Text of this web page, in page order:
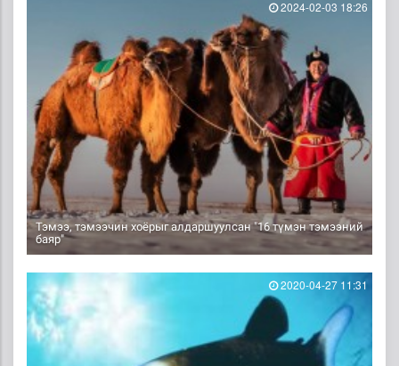
Тэмээ, тэмээчин хоёрыг алдаршуулсан "16 түмэн тэмээний
баяр"
2024-02-03 18:26
2020-04-27 11:31